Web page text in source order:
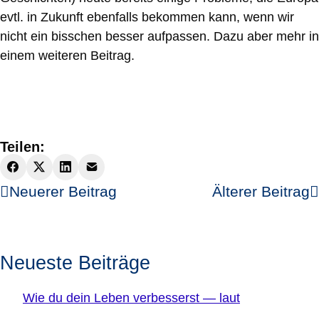
evtl. in Zukunft ebenfalls bekommen kann, wenn wir
nicht ein bisschen besser aufpassen. Dazu aber mehr in
einem weiteren Beitrag.
Teilen:
Neuerer Beitrag Älterer Beitrag
Neueste Beiträge
Wie du dein Leben verbesserst — laut